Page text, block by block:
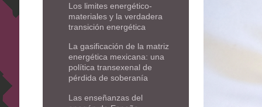
Los limites energético-
materiales y la verdadera
transición energética
La gasificación de la matriz
energética mexicana: una
política transexenal de
pérdida de soberanía
Las enseñanzas del